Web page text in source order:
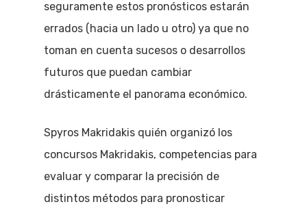
seguramente estos pronósticos estarán
errados (hacia un lado u otro) ya que no
toman en cuenta sucesos o desarrollos
futuros que puedan cambiar
drásticamente el panorama económico.
Spyros Makridakis quién organizó los
concursos Makridakis, competencias para
evaluar y comparar la precisión de
distintos métodos para pronosticar